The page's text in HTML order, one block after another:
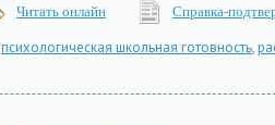
Читать онлайн Справка-
психологическая школьная готовность,